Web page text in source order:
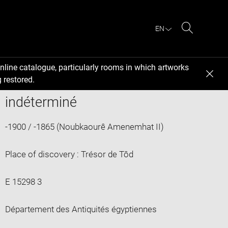
EN
catalogue, particularly rooms in which artworks
restored.
indéterminé
-1900 / -1865 (Noubkaourê Amenemhat II)
Place of discovery : Trésor de Tôd
E 15298 3
Département des Antiquités égyptiennes